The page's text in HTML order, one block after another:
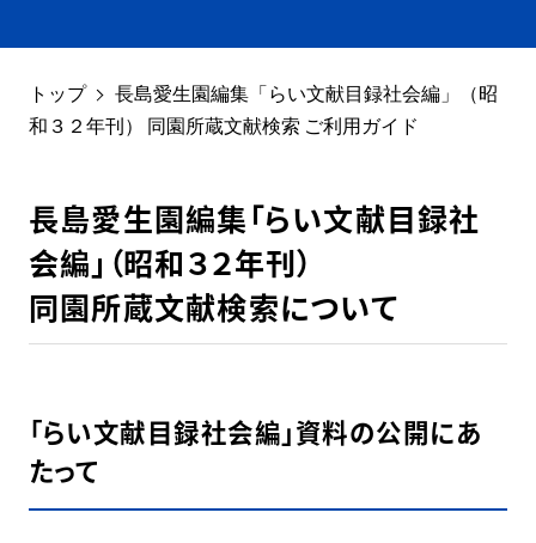
トップ
長島愛生園編集「らい文献目録社会編」（昭
和３２年刊） 同園所蔵文献検索 ご利用ガイド
長島愛生園編集「らい文献目録社
会編」（昭和３２年刊）
同園所蔵文献検索について
「らい文献目録社会編」資料の公開にあ
たって